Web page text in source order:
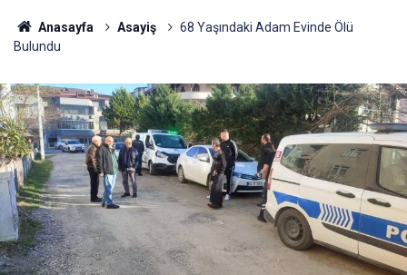
Anasayfa Asayiş
68 Yaşındaki Adam Evinde Ölü
Bulundu